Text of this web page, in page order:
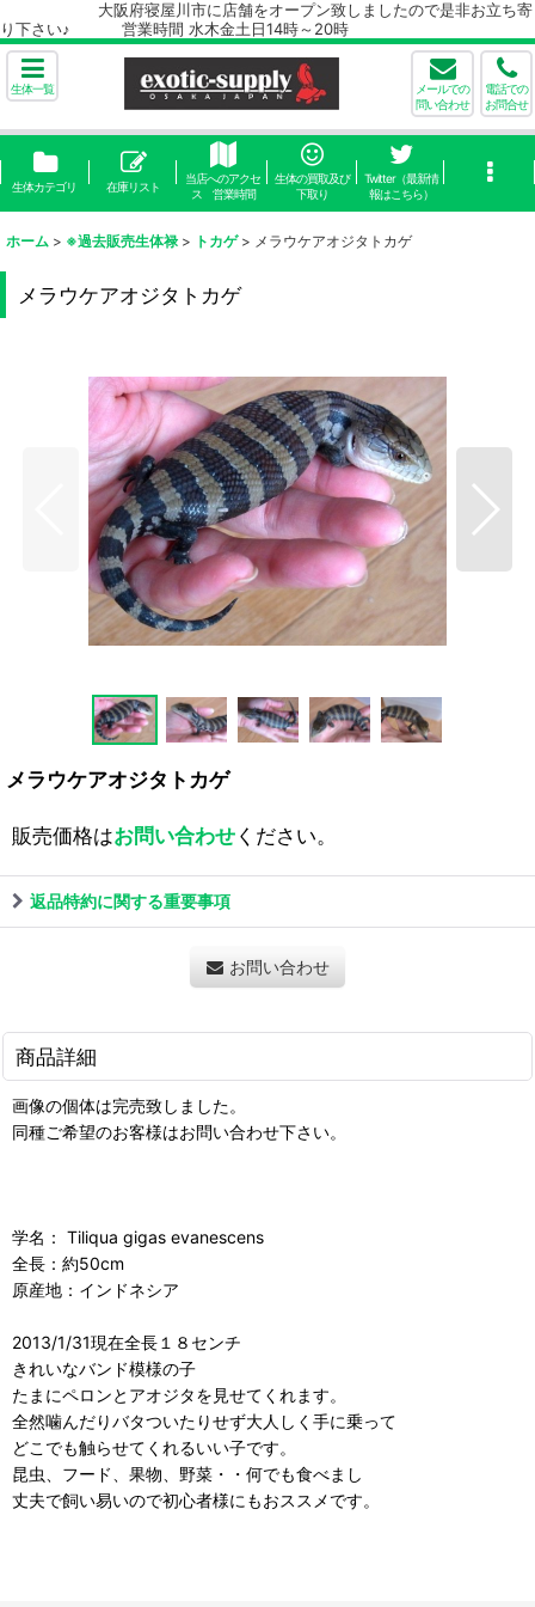
大阪府寝屋川市に店舗をオープン致しましたので是非お立ち寄
り下さい♪ 営業時間 水木金土日14時～20時
生体一覧
メールでの
問い合わせ
電話での
お問合せ
生体カテゴリ 在庫リスト
当店へのアクセ
ス 営業時間
生体の買取及び
下取り
Twitter（最新情
報はこちら）
ホーム > ※過去販売生体禄 > トカゲ > メラウケアオジタトカゲ
メラウケアオジタトカゲ
メラウケアオジタトカゲ
販売価格はお問い合わせください。
返品特約に関する重要事項
お問い合わせ
商品詳細
画像の個体は完売致しました。
同種ご希望のお客様はお問い合わせ下さい。
学名： Tiliqua gigas evanescens
全長：約50cm
原産地：インドネシア
2013/1/31現在全長１８センチ
きれいなバンド模様の子
たまにペロンとアオジタを見せてくれます。
全然噛んだりバタついたりせず大人しく手に乗って
どこでも触らせてくれるいい子です。
昆虫、フード、果物、野菜・・何でも食べまし
丈夫で飼い易いので初心者様にもおススメです。